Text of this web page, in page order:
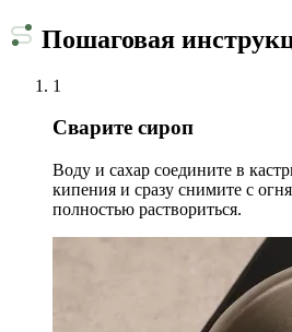
Пошаговая
1
Сварите сироп
Воду и сахар соедините в
кипения и сразу снимите с
полностью раствориться.